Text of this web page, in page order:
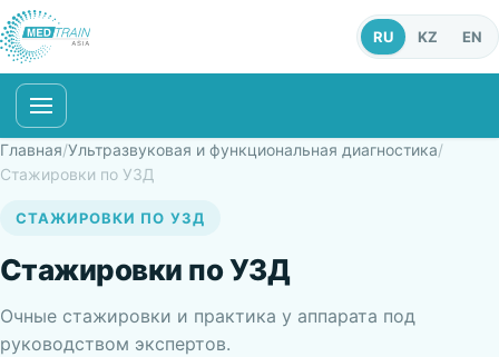
RU KZ EN
Главная/Ультразвуковая и функциональная диагностика/
Стажировки по УЗД
СТАЖИРОВКИ ПО УЗД
Стажировки по УЗД
Очные стажировки и практика у аппарата под
руководством экспертов.